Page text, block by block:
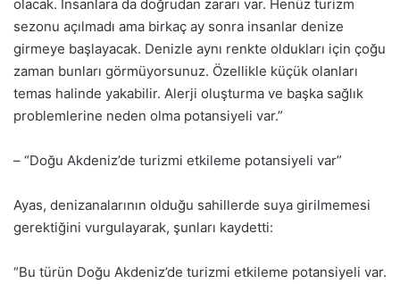
olacak. İnsanlara da doğrudan zararı var. Henüz turizm
sezonu açılmadı ama birkaç ay sonra insanlar denize
girmeye başlayacak. Denizle aynı renkte oldukları için çoğu
zaman bunları görmüyorsunuz. Özellikle küçük olanları
temas halinde yakabilir. Alerji oluşturma ve başka sağlık
problemlerine neden olma potansiyeli var.”
– “Doğu Akdeniz’de turizmi etkileme potansiyeli var”
Ayas, denizanalarının olduğu sahillerde suya girilmemesi
gerektiğini vurgulayarak, şunları kaydetti:
“Bu türün Doğu Akdeniz’de turizmi etkileme potansiyeli var.